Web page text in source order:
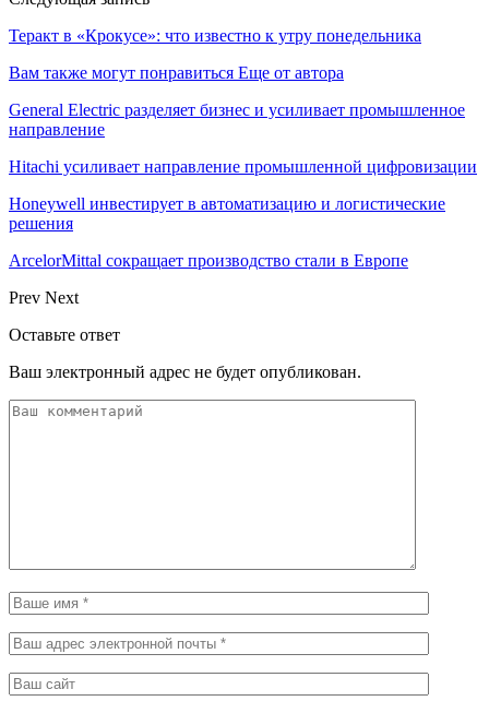
Теракт в «Крокусе»: что известно к утру понедельника
Вам также могут понравиться Еще от автора
General Electric разделяет бизнес и усиливает промышленное
направление
Hitachi усиливает направление промышленной цифровизации
Honeywell инвестирует в автоматизацию и логистические
решения
ArcelorMittal сокращает производство стали в Европе
Prev Next
Оставьте ответ
Ваш электронный адрес не будет опубликован.